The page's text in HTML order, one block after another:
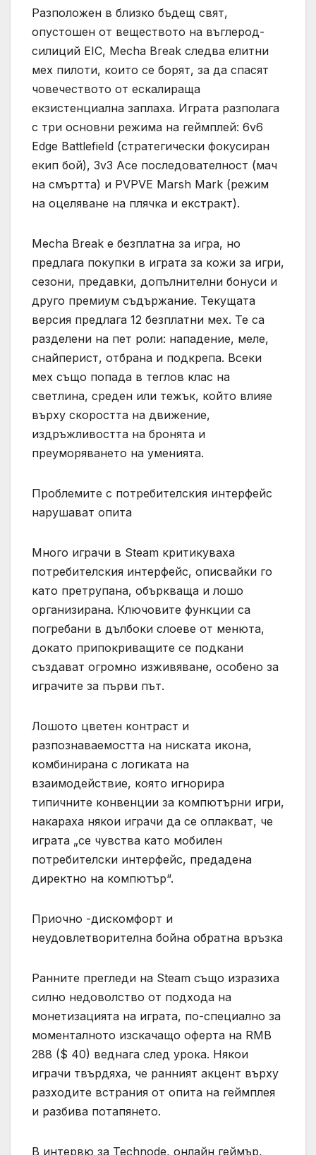
Разположен в близко бъдещ свят,
опустошен от веществото на въглерод-
силиций EIC, Mecha Break следва елитни
мех пилоти, които се борят, за да спасят
човечеството от ескалираща
екзистенциална заплаха. Играта разполага
с три основни режима на геймплей: 6v6
Edge Battlefield (стратегически фокусиран
екип бой), 3v3 Ace последователност (мач
на смъртта) и PVPVE Marsh Mark (режим
на оцеляване на плячка и екстракт).
Mecha Break е безплатна за игра, но
предлага покупки в играта за кожи за игри,
сезони, предавки, допълнителни бонуси и
друго премиум съдържание. Текущата
версия предлага 12 безплатни мех. Те са
разделени на пет роли: нападение, меле,
снайперист, отбрана и подкрепа. Всеки
мех също попада в теглов клас на
светлина, среден или тежък, който влияе
върху скоростта на движение,
издръжливостта на бронята и
преуморяването на уменията.
Проблемите с потребителския интерфейс
нарушават опита
Много играчи в Steam критикуваха
потребителския интерфейс, описвайки го
като претрупана, объркваща и лошо
организирана. Ключовите функции са
погребани в дълбоки слоеве от менюта,
докато припокриващите се подкани
създават огромно изживяване, особено за
играчите за първи път.
Лошото цветен контраст и
разпознаваемостта на ниската икона,
комбинирана с логиката на
взаимодействие, която игнорира
типичните конвенции за компютърни игри,
накараха някои играчи да се оплакват, че
играта „се чувства като мобилен
потребителски интерфейс, предадена
директно на компютър“.
Приочно -дискомфорт и
неудовлетворителна бойна обратна връзка
Ранните прегледи на Steam също изразиха
силно недоволство от подхода на
монетизацията на играта, по-специално за
моменталното изскачащо оферта на RMB
288 ($ 40) веднага след урока. Някои
играчи твърдяха, че ранният акцент върху
разходите встрания от опита на геймплея
и разбива потапянето.
В интервю за Technode, онлайн геймър,